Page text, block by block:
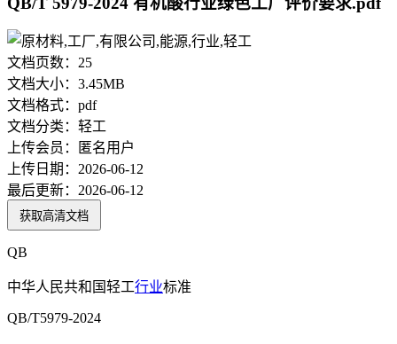
文档页数： 25
文档大小： 3.45MB
文档格式： pdf
文档分类： 轻工
上传会员：
匿名用户
上传日期： 2026-06-12
最后更新： 2026-06-12
获取高清文档
QB
中华人民共和国轻工行业标准
QB/T5979-2024